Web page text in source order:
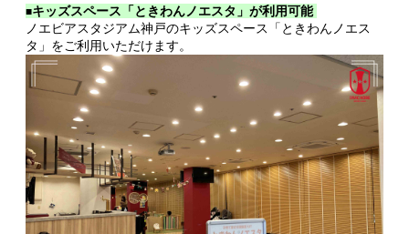
■キッズスペース「ときわんノエスタ」が利用可能
ノエビアスタジアム神戸のキッズスペース「ときわんノエス
タ」をご利用いただけます。